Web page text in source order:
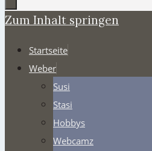
Zum Inhalt springen
Startseite
Weber
Susi
Stasi
Hobbys
Webcamz